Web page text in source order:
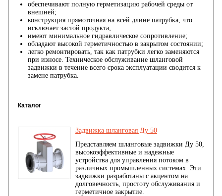
обеспечивают полную герметизацию рабочей среды от
внешней;
конструкция прямоточная на всей длине патрубка, что
исключает застой продукта;
имеют минимальное гидравлическое сопротивление;
обладают высокой герметичностью в закрытом состоянии;
легко ремонтировать, так как патрубки легко заменяются
при износе. Техническое обслуживание шланговой
задвижки в течение всего срока эксплуатации сводится к
замене патрубка.
Каталог
Задвижка шланговая Ду 50
Представляем шланговые задвижки Ду 50,
высокоэффективные и надежные
устройства для управления потоком в
различных промышленных системах. Эти
задвижки разработаны с акцентом на
долговечность, простоту обслуживания и
герметичное закрытие.